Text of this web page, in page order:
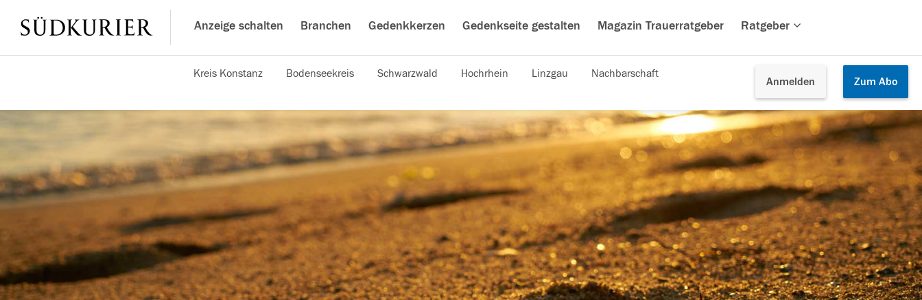
Anzeige schalten Branchen Gedenkkerzen Gedenkseite gestalten Magazin Trauerratgeber Ratgeber
Anmelden Zum Abo
Kreis Konstanz Bodenseekreis Schwarzwald Hochrhein Linzgau Nachbarschaft